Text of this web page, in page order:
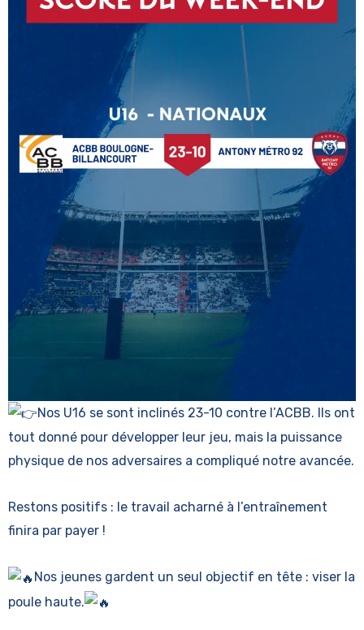
Nos U16 se sont inclinés 23-10 contre l’ACBB. Ils ont
tout donné pour développer leur jeu, mais la puissance
physique de nos adversaires a compliqué notre avancée.
Restons positifs : le travail acharné à l’entraînement
finira par payer !
Nos jeunes gardent un seul objectif en tête : viser la
poule haute.